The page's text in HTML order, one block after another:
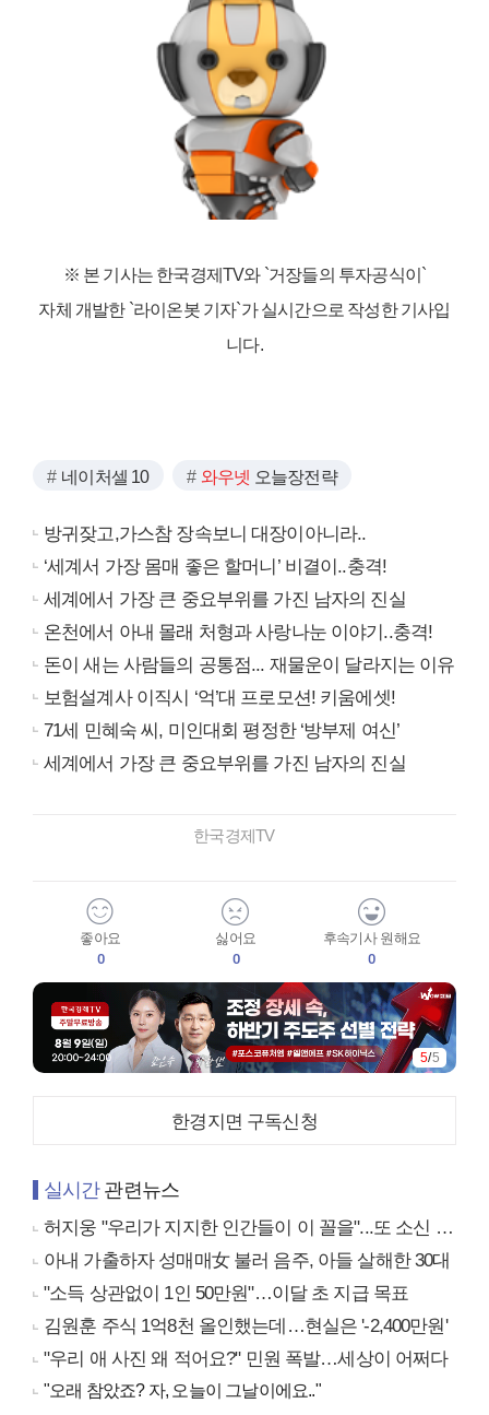
※ 본 기사는 한국경제TV와 `거장들의 투자공식이`
자체 개발한 `라이온봇 기자`가 실시간으로 작성한 기사입
니다.
네이처셀 10 와우넷 오늘장전략
방귀잦고,가스참 장속보니 대장이아니라..
‘세계서 가장 몸매 좋은 할머니’ 비결이..충격!
세계에서 가장 큰 중요부위를 가진 남자의 진실
온천에서 아내 몰래 처형과 사랑나눈 이야기..충격!
돈이 새는 사람들의 공통점... 재물운이 달라지는 이유
보험설계사 이직시 ‘억’대 프로모션! 키움에셋!
71세 민혜숙 씨, 미인대회 평정한 ‘방부제 여신’
세계에서 가장 큰 중요부위를 가진 남자의 진실
한국경제TV
좋아요
0
싫어요
0
후속기사 원해요
0
5/5
한경지면 구독신청
실시간관련뉴스
허지웅 "우리가 지지한 인간들이 이 꼴을"...또 소신 발언
아내 가출하자 성매매女 불러 음주, 아들 살해한 30대
"소득 상관없이 1인 50만원"…이달 초 지급 목표
김원훈 주식 1억8천 올인했는데…현실은 '-2,400만원'
"우리 애 사진 왜 적어요?" 민원 폭발…세상이 어쩌다
"오래 참았죠? 자, 오늘이 그날이에요.."